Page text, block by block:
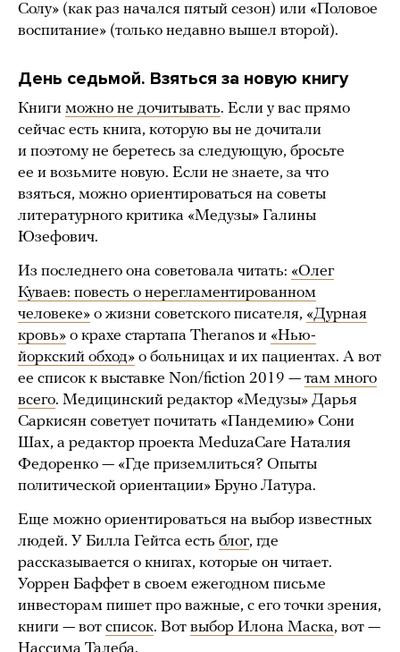
Солу» (как раз начался пятый сезон) или «Половое
воспитание» (только недавно вышел второй).
День седьмой. Взяться за новую книгу
Книги можно не дочитывать. Если у вас прямо
сейчас есть книга, которую вы не дочитали
и поэтому не беретесь за следующую, бросьте
ее и возьмите новую. Если не знаете, за что
взяться, можно ориентироваться на советы
литературного критика «Медузы» Галины
Юзефович.
Из последнего она советовала читать: «Олег
Куваев: повесть о нерегламентированном
человеке» о жизни советского писателя, «Дурная
кровь» о крахе стартапа Theranos и «Нью-
йоркский обход» о больницах и их пациентах. А вот
ее список к выставке Non/fiction 2019 — там много
всего. Медицинский редактор «Медузы» Дарья
Саркисян советует почитать «Пандемию» Сони
Шах, а редактор проекта MeduzaCare Наталия
Федоренко — «Где приземлиться? Опыты
политической ориентации» Бруно Латура.
Еще можно ориентироваться на выбор известных
людей. У Билла Гейтса есть блог, где
рассказывается о книгах, которые он читает.
Уоррен Баффет в своем ежегодном письме
инвесторам пишет про важные, с его точки зрения,
книги — вот список. Вот выбор Илона Маска, вот —